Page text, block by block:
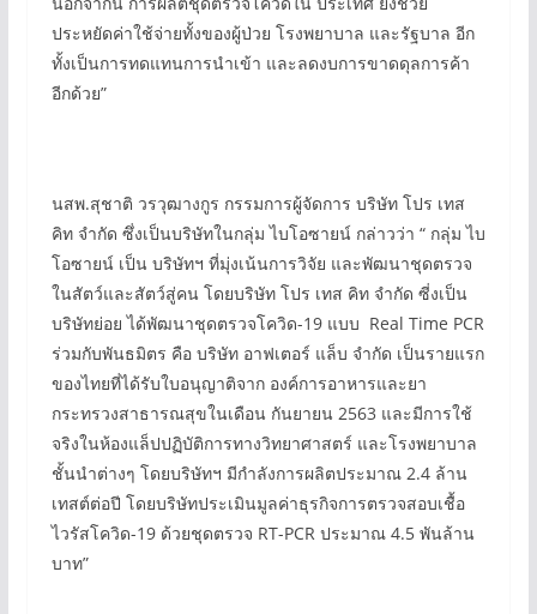
ประหยัดค่าใช้จ่ายทั้งของผู้ป่วย โรงพยาบาล และรัฐบาล อีก
ทั้งเป็นการทดแทนการนำเข้า และลดงบการขาดดุลการค้า
อีกด้วย”
นสพ.สุชาติ วรวุฒางกูร กรรมการผู้จัดการ บริษัท โปร เทส
คิท จำกัด ซึ่งเป็นบริษัทในกลุ่ม ไบโอซายน์ กล่าวว่า “ กลุ่ม ไบ
โอซายน์ เป็น บริษัทฯ ที่มุ่งเน้นการวิจัย และพัฒนาชุดตรวจ
ในสัตว์และสัตว์สู่คน โดยบริษัท โปร เทส คิท จำกัด ซี่งเป็น
บริษัทย่อย ได้พัฒนาชุดตรวจโควิด-19 แบบ Real Time PCR
ร่วมกับพันธมิตร คือ บริษัท อาฟเตอร์ แล็บ จำกัด เป็นรายแรก
ของไทยที่ได้รับใบอนุญาติจาก องค์การอาหารและยา
กระทรวงสาธารณสุขในเดือน กันยายน 2563 และมีการใช้
จริงในห้องแล็ปปฏิบัติการทางวิทยาศาสตร์ และโรงพยาบาล
ชั้นนำต่างๆ โดยบริษัทฯ มีกำลังการผลิตประมาณ 2.4 ล้าน
เทสต์ต่อปี โดยบริษัทประเมินมูลค่าธุรกิจการตรวจสอบเชื้อ
ไวรัสโควิด-19 ด้วยชุดตรวจ RT-PCR ประมาณ 4.5 พันล้าน
บาท”